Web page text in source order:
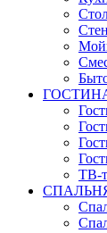
ТВ-